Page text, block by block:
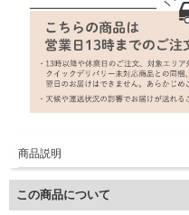
商品説明
この商品について